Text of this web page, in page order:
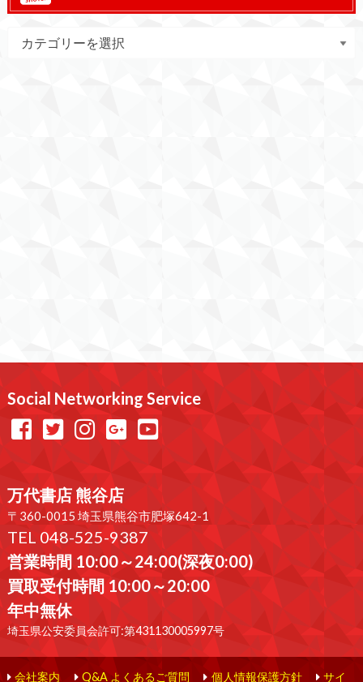
Social Networking Service
万代書店 熊谷店
〒360-0015 埼玉県熊谷市肥塚642-1
TEL 048-525-9387
営業時間 10:00～24:00(深夜0:00)
買取受付時間 10:00～20:00
年中無休
埼玉県公安委員会許可:第431130005997号
会社案内 Q&A よくあるご質問 個人情報保護方針 サイ